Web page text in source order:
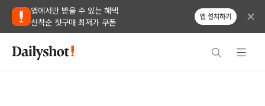
앱에서만 받을 수 있는 혜택
선착순 첫구매 최저가 쿠폰
앱 설치하기